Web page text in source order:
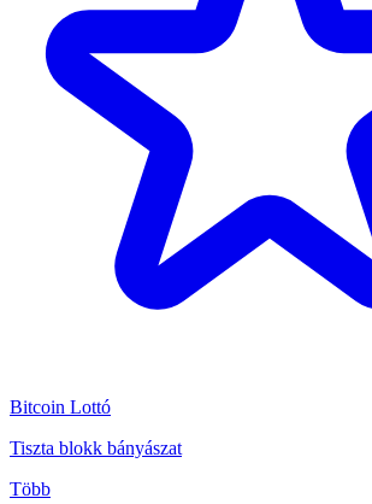
Bitcoin Lottó
Tiszta blokk bányászat
Több